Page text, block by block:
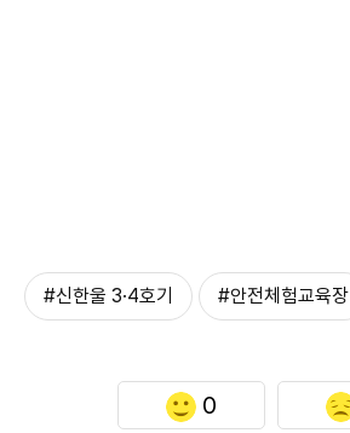
#신한울 3·4호기 #안전체험교육장
0